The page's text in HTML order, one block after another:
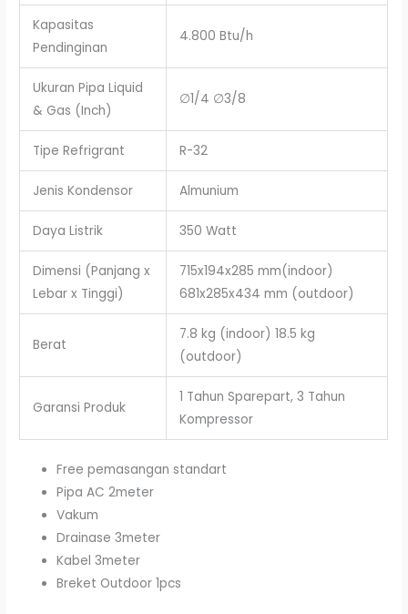
Kapasitas
Pendinginan
4.800 Btu/h
Ukuran Pipa Liquid
& Gas (Inch)
∅1/4 ∅3/8
Tipe Refrigrant R-32
Jenis Kondensor Almunium
Daya Listrik 350 Watt
Dimensi (Panjang x
Lebar x Tinggi)
715x194x285 mm(indoor)
681x285x434 mm (outdoor)
Berat
7.8 kg (indoor) 18.5 kg
(outdoor)
Garansi Produk
1 Tahun Sparepart, 3 Tahun
Kompressor
Free pemasangan standart
Pipa AC 2meter
Vakum
Drainase 3meter
Kabel 3meter
Breket Outdoor 1pcs